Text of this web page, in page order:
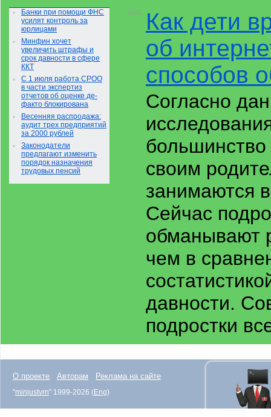
Банки при помощи ФНС
усилят контроль за
юрлицами
Минфин хочет
увеличить штрафы и
срок давности в сфере
ККТ
С 1 июля работа СРОО
в части экспертиз
отчетов об оценке де-
факто блокирована
Весенняя распродажа:
аудит трех предприятий
за 2000 рублей
Законодатели
предлагают изменить
порядок назначения
трудовых пенсий
14:22
Как дети
об
способов
Согласно
большинство
своим
занимаются
Сейчас
обманывают
чем в
давности.
подростки
О проекте Авторам Реклама на сайте
"minjustvrn" 1999-2026 (Eng)